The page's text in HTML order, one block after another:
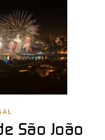
São João